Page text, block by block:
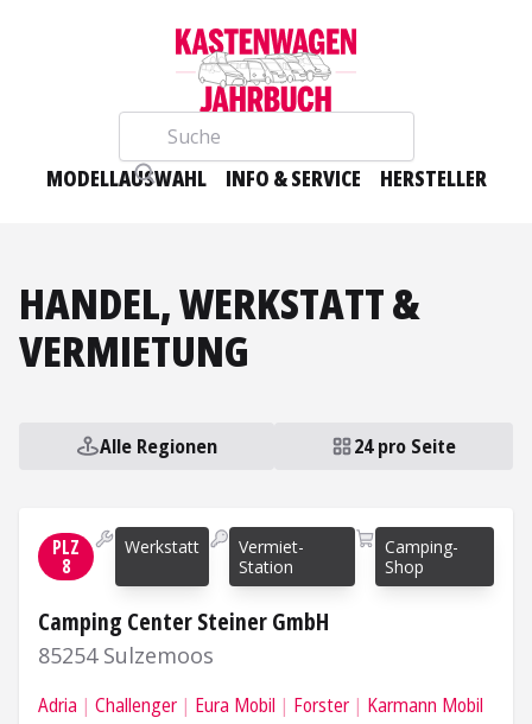
Suche
MODELLAUSWAHL INFO & SERVICE HERSTELLER
HANDEL, WERKSTATT &
VERMIETUNG
Alle Regionen 24 pro Seite
PLZ
8
Werkstatt
Vermiet-
Station
Camping-
Shop
Camping Center Steiner GmbH
85254 Sulzemoos
Adria Challenger Eura Mobil Forster
Karmann Mobil